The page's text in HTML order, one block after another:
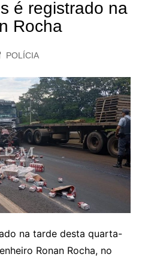
é registrado na
Rocha
POLÍCIA
na tarde desta quarta-
Ronan Rocha, no